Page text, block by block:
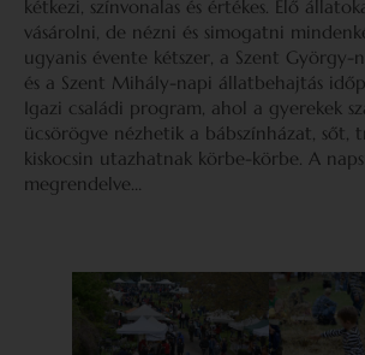
kétkezi, színvonalas és értékes. Élő
vásárolni, de nézni és simogatni
ugyanis évente kétszer, a Szent György-
és a Szent Mihály-napi állatbehajtás
Igazi családi program, ahol a gyerekek
ücsörögve nézhetik a bábszínházat,
kiskocsin utazhatnak körbe-körbe. A
megrendelve…